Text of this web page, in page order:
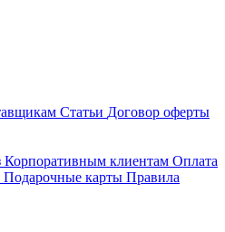
Статьи Договор оферты
Корпоративным клиентам Оплата
Подарочные карты Правила